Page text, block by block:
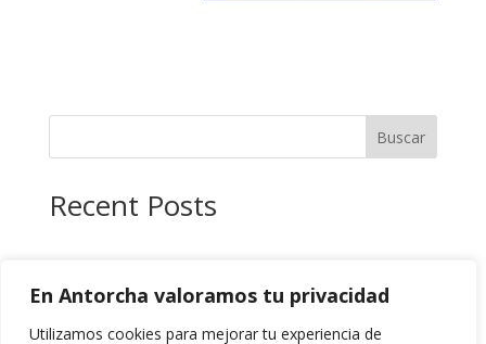
En Antorcha valoramos tu privacidad
Utilizamos cookies para mejorar tu experiencia de
Buscar
Recent Posts